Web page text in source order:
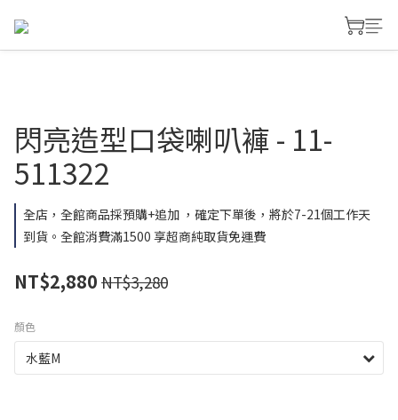
閃亮造型口袋喇叭褲 - 11-
511322
全店，全館商品採預購+追加 ，確定下單後，將於7-21個工作天
到貨。全館消費滿1500 享超商純取貨免運費
NT$2,880 NT$3,280
顏色